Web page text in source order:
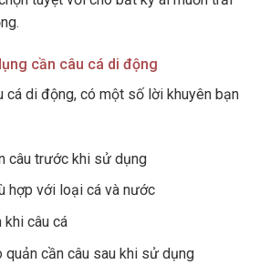
cần câu cá di động
cá di động, có một số lời khuyên bạn
câu trước khi sử dụng
hợp với loại cá và nước
câu cá
quản cần câu sau khi sử dụng